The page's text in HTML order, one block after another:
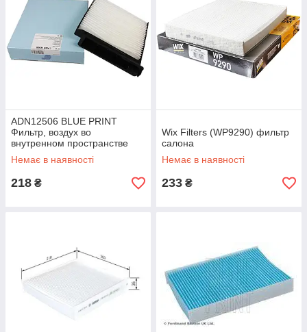
ADN12506 BLUE PRINT
Фильтр, воздух во
внутренном пространстве
Немає в наявності
218 ₴
Wix Filters (WP9290) фильтр
салона
Немає в наявності
233 ₴